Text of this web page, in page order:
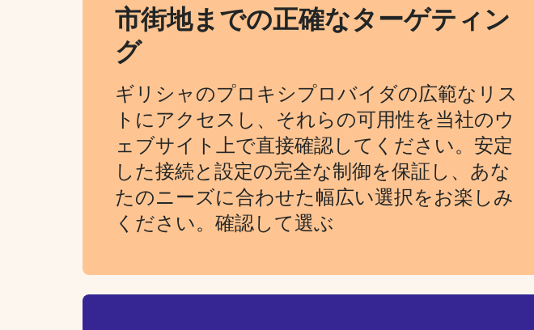
市街地までの正確なターゲティン
グ
ギリシャのプロキシプロバイダの広範なリス
トにアクセスし、それらの可用性を当社のウ
ェブサイト上で直接確認してください。安定
した接続と設定の完全な制御を保証し、あな
たのニーズに合わせた幅広い選択をお楽しみ
ください。確認して選ぶ